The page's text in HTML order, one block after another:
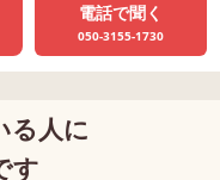
電話で聞く
050-3155-1730
る人に
す